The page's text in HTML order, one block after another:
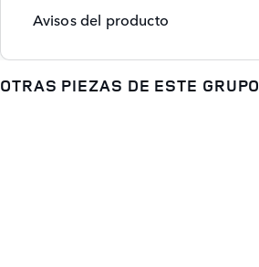
Avisos del producto
OTRAS PIEZAS DE ESTE GRUPO